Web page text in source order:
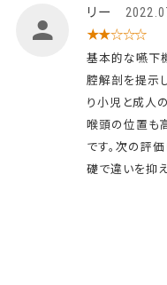
リー
★★☆☆☆
基本的な嚥下
腔解剖を提示
り小児と成人
喉頭の位置も
です。次の評
礎で違いを抑